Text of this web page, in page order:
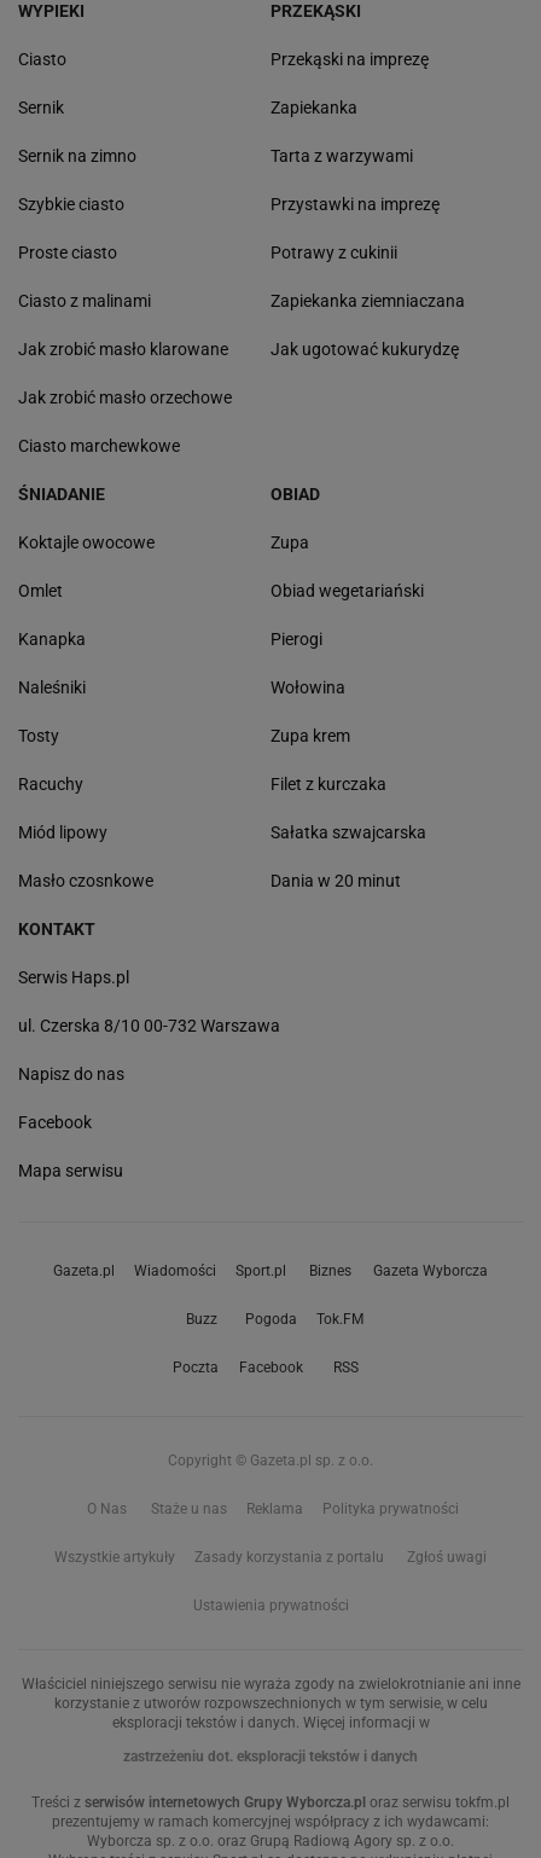
WYPIEKI
Ciasto
Sernik
Sernik na zimno
Szybkie ciasto
Proste ciasto
Ciasto z malinami
Jak zrobić masło klarowane
Jak zrobić masło orzechowe
Ciasto marchewkowe
PRZEKĄSKI
Przekąski na imprezę
Zapiekanka
Tarta z warzywami
Przystawki na imprezę
Potrawy z cukinii
Zapiekanka ziemniaczana
Jak ugotować kukurydzę
ŚNIADANIE
Koktajle owocowe
Omlet
Kanapka
Naleśniki
Tosty
Racuchy
Miód lipowy
Masło czosnkowe
OBIAD
Zupa
Obiad wegetariański
Pierogi
Wołowina
Zupa krem
Filet z kurczaka
Sałatka szwajcarska
Dania w 20 minut
KONTAKT
Serwis Haps.pl
ul. Czerska 8/10 00-732 Warszawa
Napisz do nas
Facebook
Mapa serwisu
Gazeta.pl Wiadomości Sport.pl Biznes Gazeta Wyborcza
Buzz Pogoda Tok.FM
Poczta Facebook RSS
Copyright © Gazeta.pl sp. z o.o.
O Nas Staże u nas Reklama Polityka prywatności
Wszystkie artykuły Zasady korzystania z portalu Zgłoś uwagi
Ustawienia prywatności
Właściciel niniejszego serwisu nie wyraża zgody na zwielokrotnianie ani inne
korzystanie z utworów rozpowszechnionych w tym serwisie, w celu
eksploracji tekstów i danych. Więcej informacji w
zastrzeżeniu dot. eksploracji tekstów i danych
Treści z serwisów internetowych Grupy Wyborcza.pl oraz serwisu tokfm.pl
prezentujemy w ramach komercyjnej współpracy z ich wydawcami:
Wyborcza sp. z o.o. oraz Grupą Radiową Agory sp. z o.o.